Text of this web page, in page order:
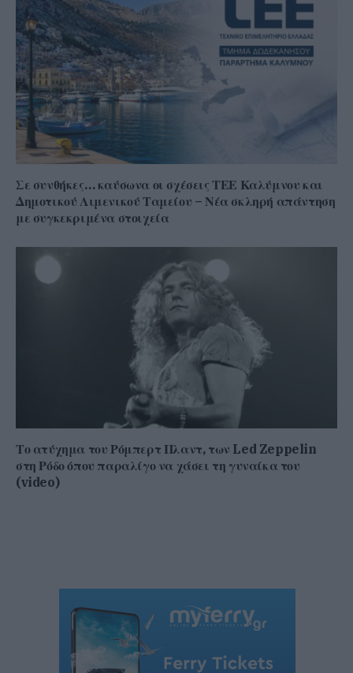
Σε συνθήκες… καύσωνα οι σχέσεις ΤΕΕ Καλύμνου και
Δημοτικού Λιμενικού Ταμείου – Νέα σκληρή απάντηση
με συγκεκριμένα στοιχεία
Το ατύχημα του Ρόμπερτ Πλαντ, των Led Zeppelin
στη Ρόδο όπου παραλίγο να χάσει τη γυναίκα του
(video)